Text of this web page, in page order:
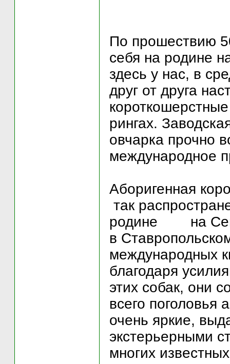
По прошествию
себя на родине
здесь у нас, в
друг от друга
рингах.
овчарка прочно
международное
Аборигенная
так
родине на
в
международных
благодаря
этих собак, они
всего поголовья
очень яркие,
экстерьерными
многих